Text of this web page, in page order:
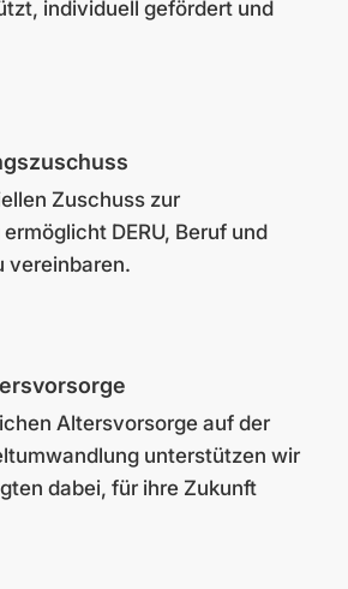
individuell gefördert und
Zu­schuss zur
DERU, Beruf und
vereinbaren.
Alters­vorsorge auf der
unter­stützen wir
dabei, für ihre Zukunft